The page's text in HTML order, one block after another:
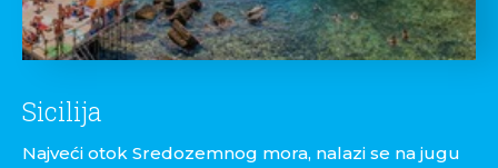
Sicilija
Najveći otok Sredozemnog mora, nalazi se na jugu